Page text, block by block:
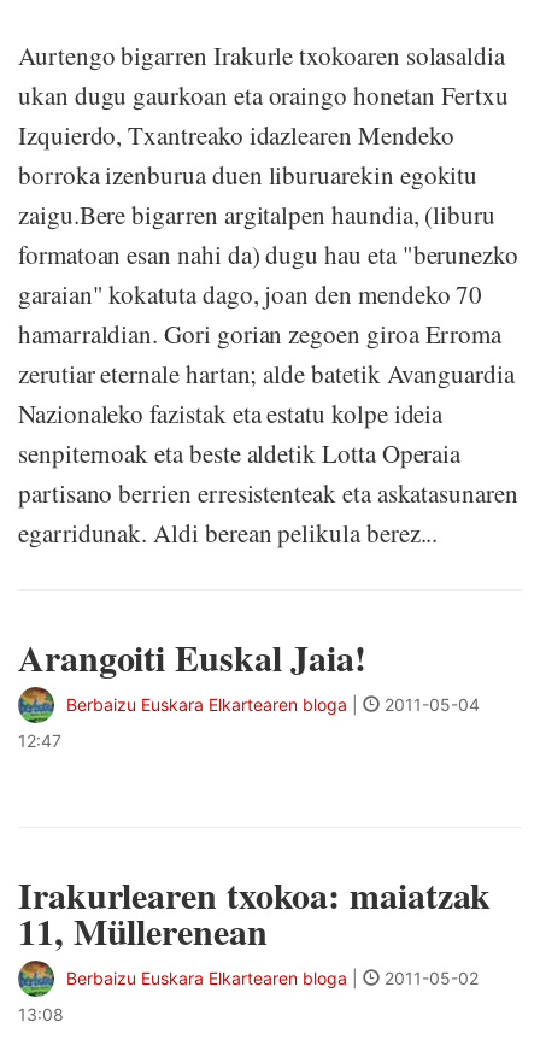
Aurtengo bigarren Irakurle txokoaren solasaldia
ukan dugu gaurkoan eta oraingo honetan Fertxu
Izquierdo, Txantreako idazlearen Mendeko
borroka izenburua duen liburuarekin egokitu
zaigu.Bere bigarren argitalpen haundia, (liburu
formatoan esan nahi da) dugu hau eta "berunezko
garaian" kokatuta dago, joan den mendeko 70
hamarraldian. Gori gorian zegoen giroa Erroma
zerutiar eternale hartan; alde batetik Avanguardia
Nazionaleko fazistak eta estatu kolpe ideia
senpiternoak eta beste aldetik Lotta Operaia
partisano berrien erresistenteak eta askatasunaren
egarridunak. Aldi berean pelikula berez...
Arangoiti Euskal Jaia!
Berbaizu Euskara Elkartearen bloga
2011-05-04
12:47
Irakurlearen txokoa: maiatzak
11, Müllerenean
Berbaizu Euskara Elkartearen bloga
2011-05-02
13:08